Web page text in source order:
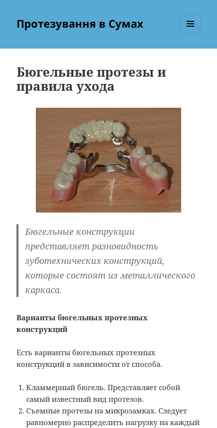
Протезування в Сумах
Бюгельные протезы и
правила ухода
Бюгельные конструкции
представляет разновидность
зуботехнических конструкций,
которые состоят из металлического
каркаса.
Варианты бюгельных протезных
конструкций
Есть варианты бюгельных протезных
конструкций в зависимости от способа.
Кламмерный бюгель. Представляет собой
самый известный вид протезов.
Съемные протезы на микрозамках. Следует
равномерно распределить нагрузку на каждый